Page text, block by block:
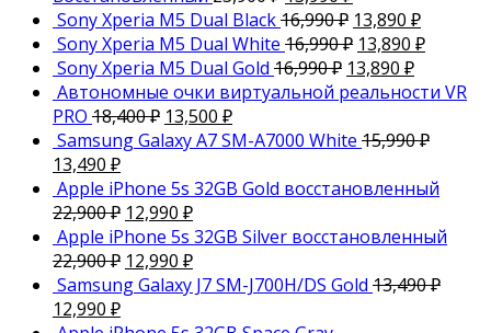
Sony Xperia M5 Dual Black16,990₽ 13,890 ₽
Sony Xperia M5 Dual White 16,990₽ 13,890 ₽
Sony Xperia M5 Dual Gold 16,990₽ 13,890 ₽
Автономные очки виртуальной реальности VR
PRO 18,400₽ 13,500 ₽
Samsung Galaxy A7 SM-A7000 White 15,990₽
13,490 ₽
Apple iPhone 5s 32GB Gold восстановленный
22,900₽ 12,990 ₽
Apple iPhone 5s 32GB Silver восстановленный
22,900₽ 12,990 ₽
Samsung Galaxy J7 SM-J700H/DS Gold 13,490₽
12,990 ₽